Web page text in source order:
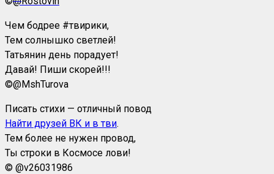
Чем бодрее #твирики,
Тем солнышко светлей!
Татьянин день порадует!
Давай! Пиши скорей!!!
©@MshTurova
Писать стихи — отличный повод
Найти друзей ВК и в тви.
Тем более не нужен провод,
Ты строки в Космосе лови!
© @v26031986